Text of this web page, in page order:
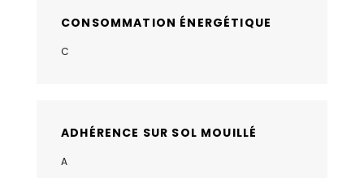
CONSOMMATION ÉNERGÉTIQUE
C
ADHÉRENCE SUR SOL MOUILLÉ
A